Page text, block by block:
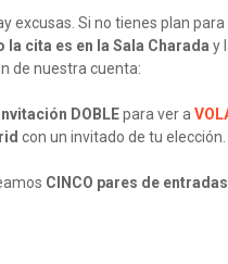
excusas. Si no tienes plan para
la cita es en la Sala Charada y
de nuestra cuenta:
DOBLEpara ver a
con un invitado de tu elección.
CINCO pares de